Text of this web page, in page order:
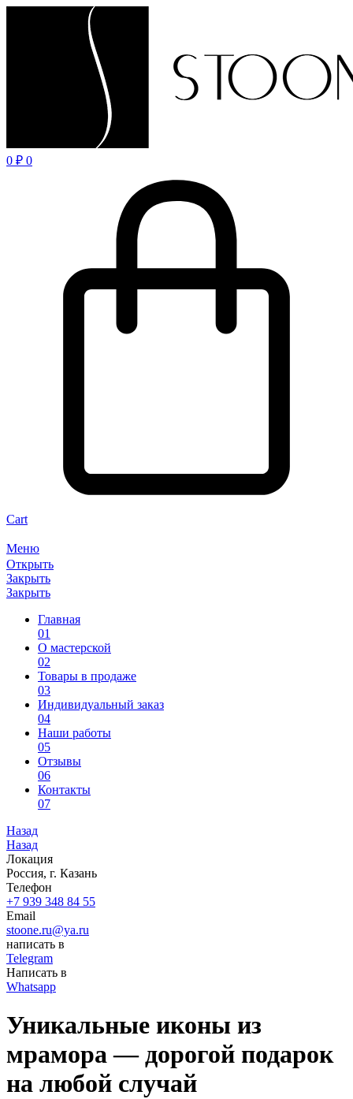
0 ₽ 0
Cart
ㅤㅤМеню
Открыть
Закрыть
Закрыть
Главная
01
О мастерской
02
Товары в продаже
03
Индивидуальный заказ
04
Наши работы
05
Отзывы
06
Контакты
07
Назад
Назад
Локация
Россия, г. Казань
Телефон
+7 939 348 84 55
Email
stoone.ru@ya.ru
написать в
Telegram
Написать в
Whatsapp
Уникальные иконы из
мрамора — дорогой подарок
на любой случай